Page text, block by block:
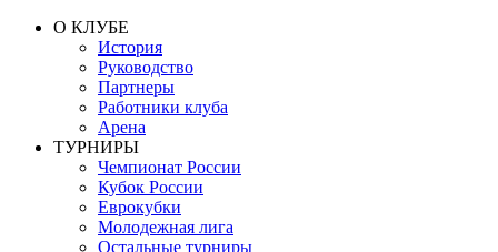
О КЛУБЕ
История
Руководство
Партнеры
Работники клуба
Арена
ТУРНИРЫ
Чемпионат России
Кубок России
Еврокубки
Молодежная лига
Остальные турниры